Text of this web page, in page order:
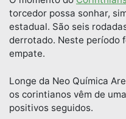
torcedor possa sonhar,
estadual. São seis
derrotado. Neste período
empate.
Longe da Neo Química
os corintianos vêm de
positivos seguidos.